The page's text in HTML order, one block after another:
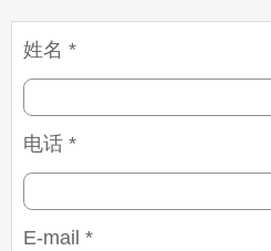
姓名 *
电话 *
E-mail *